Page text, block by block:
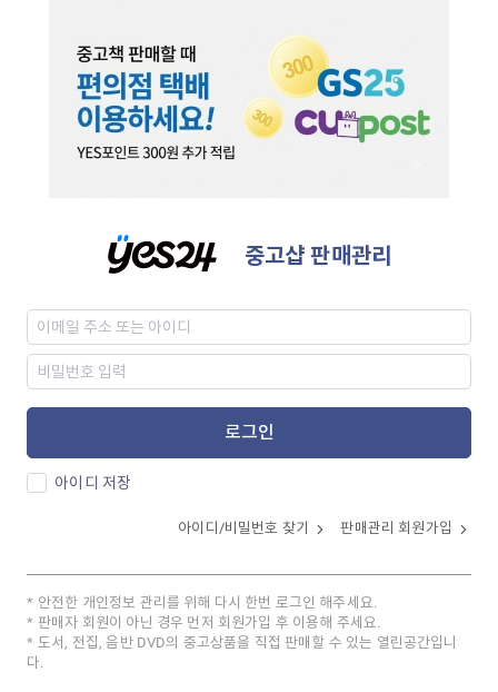
중고샵 판매관리
로그인
아이디 저장
아이디/비밀번호 찾기 판매관리 회원가입
안전한 개인정보 관리를 위해 다시 한번 로그인 해주세요.
판매자 회원이 아닌 경우 먼저 회원가입 후 이용해 주세요.
도서, 전집, 음반 DVD의 중고상품을 직접 판매할 수 있는 열린공간입니
다.